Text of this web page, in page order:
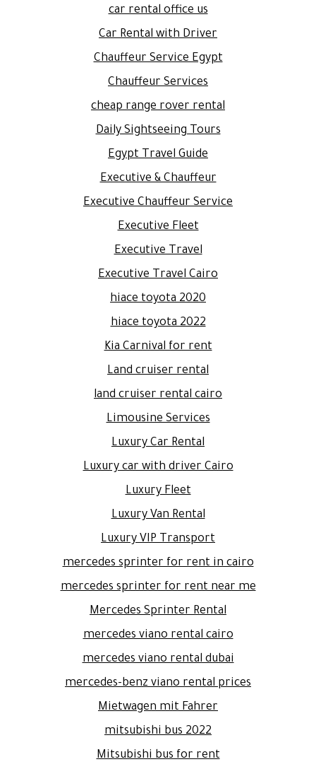
car rental office us
Car Rental with Driver
Chauffeur Service Egypt
Chauffeur Services
cheap range rover rental
Daily Sightseeing Tours
Egypt Travel Guide
Executive & Chauffeur
Executive Chauffeur Service
Executive Fleet
Executive Travel
Executive Travel Cairo
hiace toyota 2020
hiace toyota 2022
Kia Carnival for rent
Land cruiser rental
land cruiser rental cairo
Limousine Services
Luxury Car Rental
Luxury car with driver Cairo
Luxury Fleet
Luxury Van Rental
Luxury VIP Transport
mercedes sprinter for rent in cairo
mercedes sprinter for rent near me
Mercedes Sprinter Rental
mercedes viano rental cairo
mercedes viano rental dubai
mercedes-benz viano rental prices
Mietwagen mit Fahrer
mitsubishi bus 2022
Mitsubishi bus for rent